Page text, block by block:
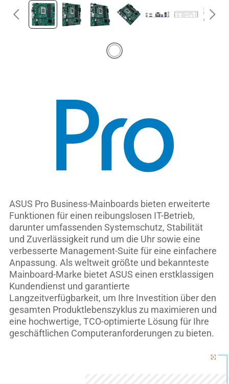
ASUS Pro Business-Mainboards bieten erweiterte
Funktionen für einen reibungslosen IT-Betrieb,
darunter umfassenden Systemschutz, Stabilität
und Zuverlässigkeit rund um die Uhr sowie eine
verbesserte Management-Suite für eine einfachere
Anpassung. Als weltweit größte und bekannteste
Mainboard-Marke bietet ASUS einen erstklassigen
Kundendienst und garantierte
Langzeitverfügbarkeit, um Ihre Investition über den
gesamten Produktlebenszyklus zu maximieren und
eine hochwertige, TCO-optimierte Lösung für Ihre
geschäftlichen Computeranforderungen zu bieten.